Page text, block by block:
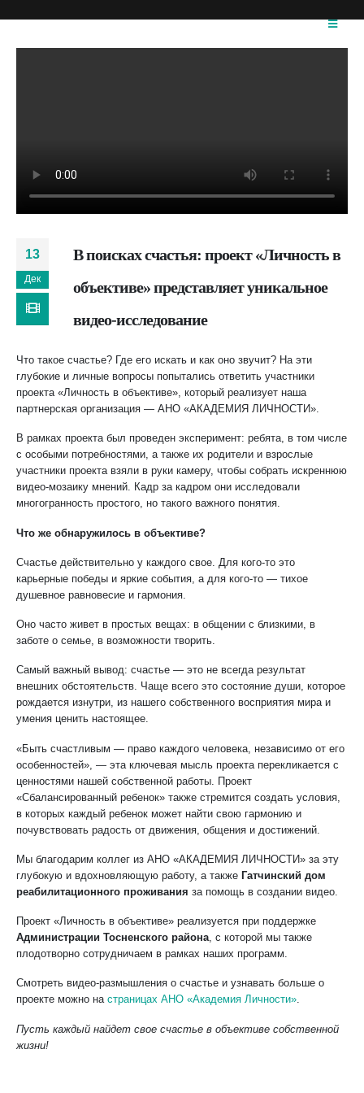
13
Дек
В поисках счастья: проект «Личность в
объективе» представляет уникальное
видео-исследование
Что такое счастье? Где его искать и как оно звучит? На эти
глубокие и личные вопросы попытались ответить участники
проекта «Личность в объективе», который реализует наша
партнерская организация — АНО «АКАДЕМИЯ ЛИЧНОСТИ».
В рамках проекта был проведен эксперимент: ребята, в том числе
с особыми потребностями, а также их родители и взрослые
участники проекта взяли в руки камеру, чтобы собрать искреннюю
видео-мозаику мнений. Кадр за кадром они исследовали
многогранность простого, но такого важного понятия.
Что же обнаружилось в объективе?
Счастье действительно у каждого свое. Для кого-то это
карьерные победы и яркие события, а для кого-то — тихое
душевное равновесие и гармония.
Оно часто живет в простых вещах: в общении с близкими, в
заботе о семье, в возможности творить.
Самый важный вывод: счастье — это не всегда результат
внешних обстоятельств. Чаще всего это состояние души, которое
рождается изнутри, из нашего собственного восприятия мира и
умения ценить настоящее.
«Быть счастливым — право каждого человека, независимо от его
особенностей», — эта ключевая мысль проекта перекликается с
ценностями нашей собственной работы. Проект
«Сбалансированный ребенок» также стремится создать условия,
в которых каждый ребенок может найти свою гармонию и
почувствовать радость от движения, общения и достижений.
Мы благодарим коллег из АНО «АКАДЕМИЯ ЛИЧНОСТИ» за эту
глубокую и вдохновляющую работу, а также Гатчинский дом
реабилитационного проживания за помощь в создании видео.
Проект «Личность в объективе» реализуется при поддержке
Администрации Тосненского района, с которой мы также
плодотворно сотрудничаем в рамках наших программ.
Смотреть видео-размышления о счастье и узнавать больше о
проекте можно на страницах АНО «Академия Личности».
Пусть каждый найдет свое счастье в объективе собственной
жизни!